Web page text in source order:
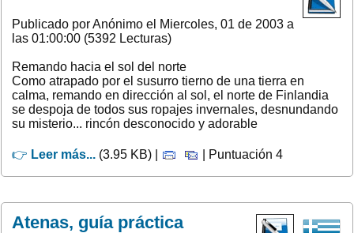
Publicado por Anónimo el Miercoles, 01 de 2003 a
las 01:00:00 (5392 Lecturas)
Remando hacia el sol del norte
Como atrapado por el susurro tierno de una tierra en
calma, remando en dirección al sol, el norte de Finlandia
se despoja de todos sus ropajes invernales, desnundando
su misterio... rincón desconocido y adorable
👉 Leer más... (3.95 KB) | | Puntuación 4
Atenas, guía práctica